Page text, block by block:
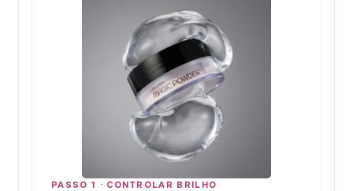
PASSO 1 · CONTROLAR BRILHO